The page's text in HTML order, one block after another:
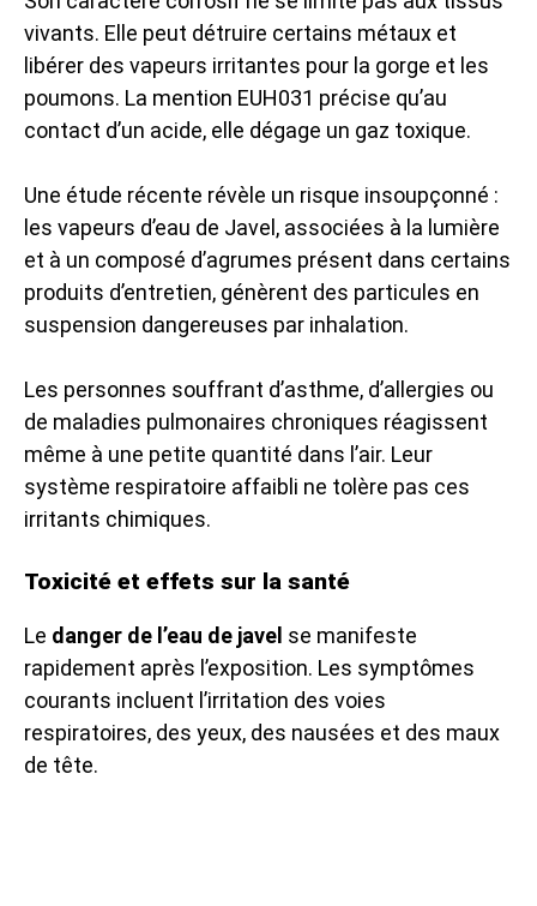
vivants. Elle peut détruire certains métaux et
libérer des vapeurs irritantes pour la gorge et les
poumons. La mention EUH031 précise qu’au
contact d’un acide, elle dégage un gaz toxique.
Une étude récente révèle un risque insoupçonné :
les vapeurs d’eau de Javel, associées à la lumière
et à un composé d’agrumes présent dans certains
produits d’entretien, génèrent des particules en
suspension dangereuses par inhalation.
Les personnes souffrant d’asthme, d’allergies ou
de maladies pulmonaires chroniques réagissent
même à une petite quantité dans l’air. Leur
système respiratoire affaibli ne tolère pas ces
irritants chimiques.
Toxicité et effets sur la santé
Le danger de l’eau de javel se manifeste
rapidement après l’exposition. Les symptômes
courants incluent l’irritation des voies
respiratoires, des yeux, des nausées et des maux
de tête.